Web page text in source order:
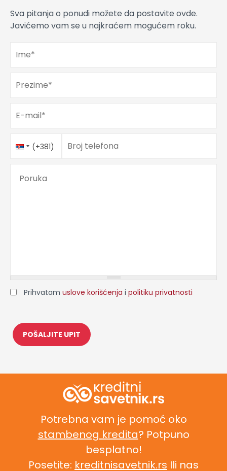
Sva pitanja o ponudi možete da postavite ovde.
Javićemo vam se u najkraćem mogućem roku.
Ime*
Prezime*
E-mail*
Telefon*
Country
Code
(+381) Broj telefona
Prihvatam uslove korišćenja i politiku privatnosti
Potrebna vam je pomoć oko
stambenog kredita? Potpuno
besplatno!
Posetite: kreditnisavetnik.rs Ili nas